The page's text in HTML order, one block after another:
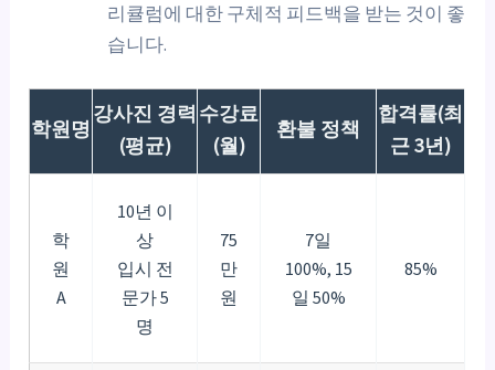
리큘럼에 대한 구체적 피드백을 받는 것이 좋
습니다.
학원명
강사진 경력
(평균)
수강료
(월)
환불 정책
합격률(최
근 3년)
학
원
A
10년 이
상
입시 전
문가 5
명
75
만
원
7일
100%, 15
일 50%
85%